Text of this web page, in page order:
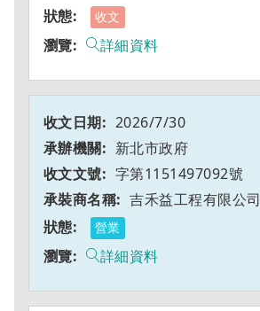
收文
詳細資料
2026/7/30
新北市政府
字第1151497092號
吉禾益工程有限公司
營業
詳細資料